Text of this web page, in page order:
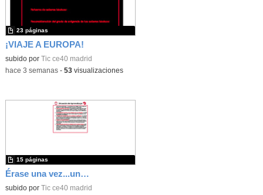
¡VIAJE A EUROPA!
subido por Tic ce40 madrid
23 páginas
-hace 3 semanas- 53visualizaciones
Érase una vez...un castillo medieval
subido por Tic ce40 madrid
15 páginas